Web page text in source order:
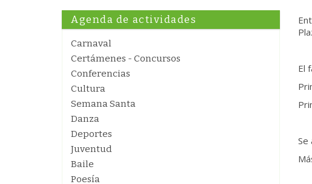
Agenda de actividades
Carnaval
Certámenes - Concursos
Conferencias
Cultura
Semana Santa
Danza
Deportes
Juventud
Baile
Poesía
El
Se